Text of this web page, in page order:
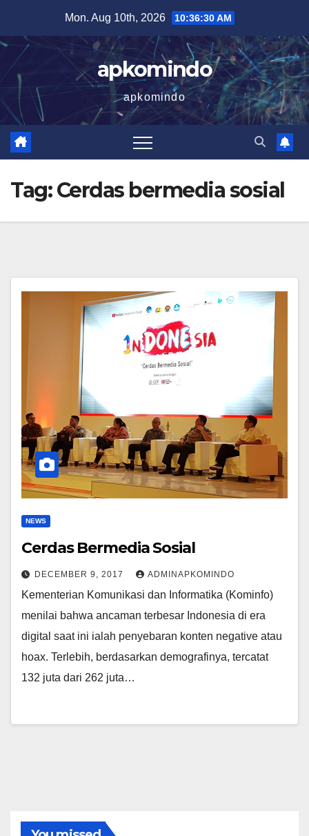
content
Mon. Aug 10th, 2026 10:36:31 AM
apkomindo
apkomindo
Tag:Cerdas bermedia sosial
NEWS
Cerdas Bermedia Sosial
DECEMBER 9, 2017 ADMINAPKOMINDO
Kementerian Komunikasi dan Informatika (Kominfo)
menilai bahwa ancaman terbesar Indonesia di era
digital saat ini ialah penyebaran konten negative atau
hoax. Terlebih, berdasarkan demografinya, tercatat
132 juta dari 262 juta…